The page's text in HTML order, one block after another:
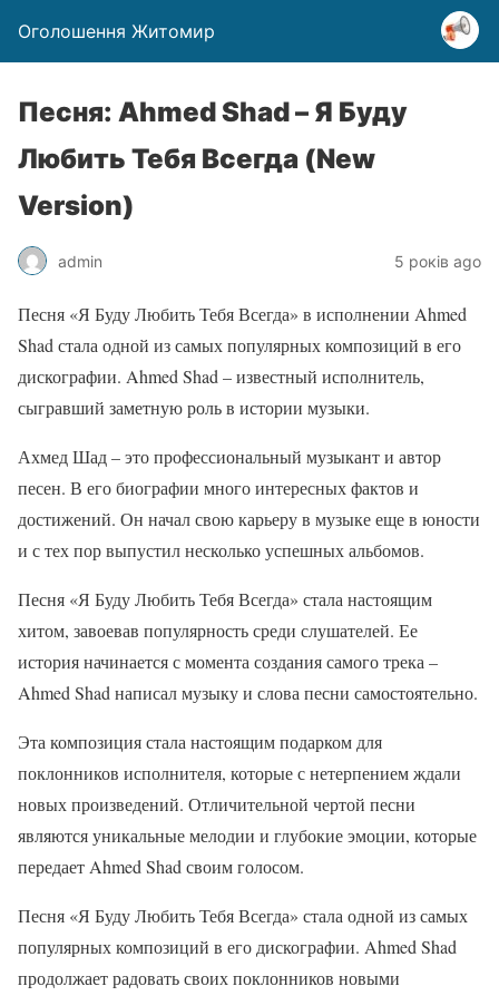
Оголошення Житомир
Песня: Ahmed Shad – Я Буду
Любить Тебя Всегда (New
Version)
admin 5 років ago
Песня «Я Буду Любить Тебя Всегда» в исполнении Ahmed
Shad стала одной из самых популярных композиций в его
дискографии. Ahmed Shad – известный исполнитель,
сыгравший заметную роль в истории музыки.
Ахмед Шад – это профессиональный музыкант и автор
песен. В его биографии много интересных фактов и
достижений. Он начал свою карьеру в музыке еще в юности
и с тех пор выпустил несколько успешных альбомов.
Песня «Я Буду Любить Тебя Всегда» стала настоящим
хитом, завоевав популярность среди слушателей. Ее
история начинается с момента создания самого трека –
Ahmed Shad написал музыку и слова песни самостоятельно.
Эта композиция стала настоящим подарком для
поклонников исполнителя, которые с нетерпением ждали
новых произведений. Отличительной чертой песни
являются уникальные мелодии и глубокие эмоции, которые
передает Ahmed Shad своим голосом.
Песня «Я Буду Любить Тебя Всегда» стала одной из самых
популярных композиций в его дискографии. Ahmed Shad
продолжает радовать своих поклонников новыми